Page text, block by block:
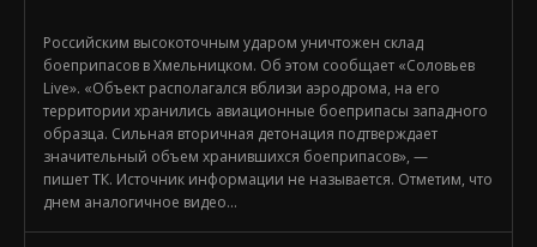
Российским высокоточным ударом уничтожен склад
боеприпасов в Хмельницком. Об этом сообщает «Соловьев
Live». «Объект располагался вблизи аэродрома, на его
территории хранились авиационные боеприпасы западного
образца. Сильная вторичная детонация подтверждает
значительный объем хранившихся боеприпасов», —
пишет ТК. Источник информации не называется. Отметим, что
днем аналогичное видео...